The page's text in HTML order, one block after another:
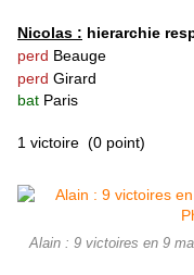
Nicolas : hierarchie
perd Beauge
perd Girard
bat Paris
1 victoire (0 point)
Alain : 9 victoires en 9